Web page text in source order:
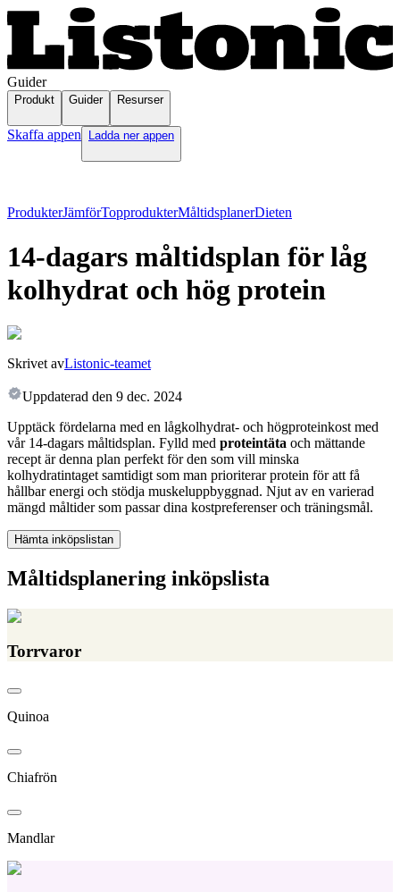
Guider
Produkt Guider Resurser
Skaffa appen Ladda ner appen
ProdukterJämförTopprodukterMåltidsplanerDieten
14-dagars måltidsplan för låg
kolhydrat och hög protein
Skrivet avListonic-teamet
Uppdaterad den 9 dec. 2024
Upptäck fördelarna med en lågkolhydrat- och högproteinkost med
vår 14-dagars måltidsplan. Fylld med proteintäta och mättande
recept är denna plan perfekt för den som vill minska
kolhydratintaget samtidigt som man prioriterar protein för att få
hållbar energi och stödja muskeluppbyggnad. Njut av en varierad
mängd måltider som passar dina kostpreferenser och träningsmål.
Hämta inköpslistan
Måltidsplanering inköpslista
Torrvaror
Quinoa
Chiafrön
Mandlar